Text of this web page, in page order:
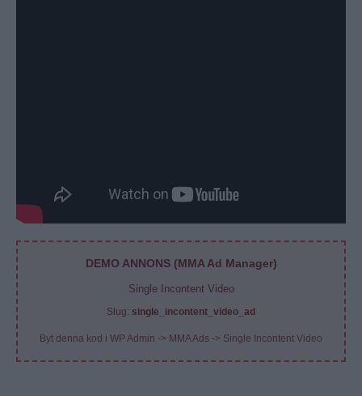
DEMO ANNONS (MMA Ad Manager)
Single Incontent Video
Slug: single_incontent_video_ad
Byt denna kod i WP Admin -> MMA Ads -> Single Incontent Video